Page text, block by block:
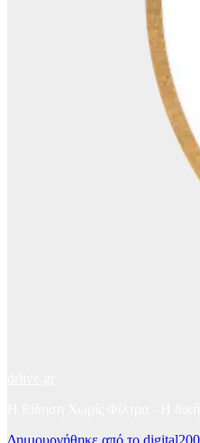
Δημιουργήθηκε από το